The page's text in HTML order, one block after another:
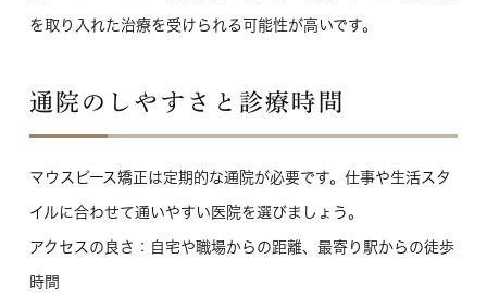
を取り入れた治療を受けられる可能性が高いです。
通院のしやすさと診療時間
マウスピース矯正は定期的な通院が必要です。仕事や生活スタ
イルに合わせて通いやすい医院を選びましょう。
アクセスの良さ ：自宅や職場からの距離、最寄り駅からの徒歩
時間